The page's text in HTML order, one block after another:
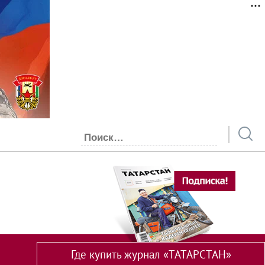
Где купить журнал «ТАТАРСТАН»